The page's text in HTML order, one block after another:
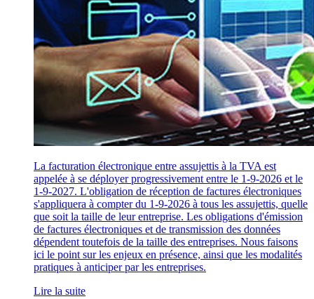
La facturation électronique entre assujettis à la TVA est
appelée à se déployer progressivement entre le 1-9-2026 et le
1-9-2027. L'obligation de réception de factures électroniques
s'appliquera à compter du 1-9-2026 à tous les assujettis, quelle
que soit la taille de leur entreprise. Les obligations d'émission
de factures électroniques et de transmission des données
dépendent toutefois de la taille des entreprises. Nous faisons
ici le point sur les enjeux en présence, ainsi que les modalités
pratiques à anticiper par les entreprises.
Lire la suite